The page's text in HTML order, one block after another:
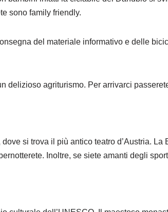
sono family friendly.
del materiale informativo e delle
delizioso agriturismo. Per arrivarci
si trova il più antico teatro d’Austria.
Inoltre, se siete amanti degli